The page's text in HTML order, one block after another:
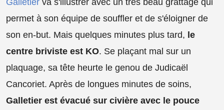
permet à son équipe de souffler et de s'éloigner de
son en-but. Mais quelques minutes plus tard, le
centre briviste est KO. Se plaçant mal sur un
plaquage, sa tête heurte le genou de Judicaël
Cancoriet. Après de longues minutes de soins,
Galletier est évacué sur civière avec le pouce